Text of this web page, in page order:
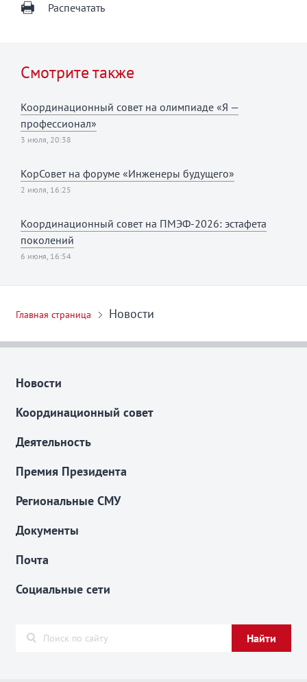
Распечатать
Смотрите также
Координационный совет на олимпиаде «Я —
профессионал»
3 июля, 20:38
КорСовет на форуме «Инженеры будущего»
2 июля, 16:25
Координационный совет на ПМЭФ-2026: эстафета
поколений
6 июня, 16:54
Главная страница Новости
Новости
Координационный совет
Деятельность
Премия Президента
Региональные СМУ
Документы
Почта
Социальные сети
Найти